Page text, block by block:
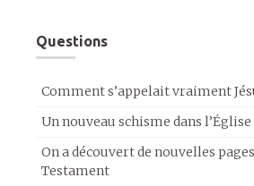
Questions
Comment s’appelait vraiment
Un nouveau schisme dans
On a découvert de nouvelles
Testament